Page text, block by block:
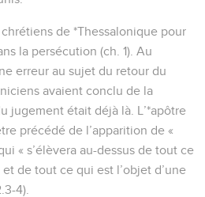
de *Thessalonique pour
la persécution (ch. 1). Au
erreur au sujet du retour du
avaient conclu de la
jugement était déjà là. L’*apôtre
précédé de l’apparition de «
« s’élèvera au-dessus de tout ce
de tout ce qui est l’objet d’une
4).